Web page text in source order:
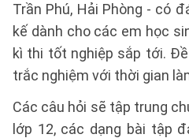
Trần Phú, Hải Phòng - có
kế dành cho các em học
kì thi tốt nghiệp sắp tới.
trắc nghiệm với thời gian
Các câu hỏi sẽ tập trung
lớp 12, các dạng bài tập